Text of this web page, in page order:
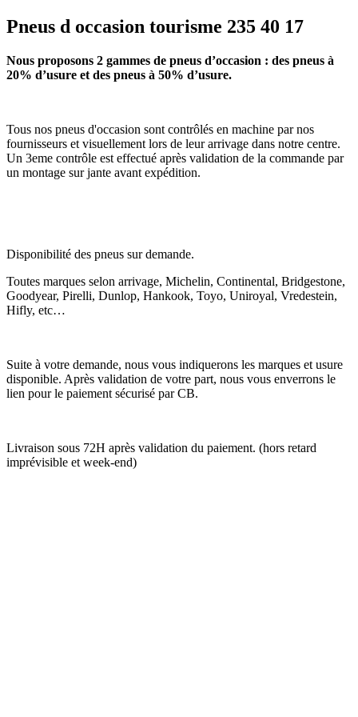
Pneus d occasion tourisme 235 40 17
Nous proposons 2 gammes de pneus d’occasion : des pneus à
20% d’usure et des pneus à 50% d’usure.
Tous nos pneus d'occasion sont contrôlés en machine par nos
fournisseurs et visuellement lors de leur arrivage dans notre centre.
Un 3eme contrôle est effectué après validation de la commande par
un montage sur jante avant expédition.
Disponibilité des pneus sur demande.
Toutes marques selon arrivage, Michelin, Continental, Bridgestone,
Goodyear, Pirelli, Dunlop, Hankook, Toyo, Uniroyal, Vredestein,
Hifly, etc…
Suite à votre demande, nous vous indiquerons les marques et usure
disponible. Après validation de votre part, nous vous enverrons le
lien pour le paiement sécurisé par CB.
Livraison sous 72H après validation du paiement. (hors retard
imprévisible et week-end)